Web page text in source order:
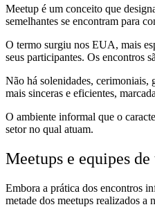
Meetup é um conceito que
semelhantes se encontram para
O termo surgiu nos EUA, mais
seus participantes. Os encontros
Não há solenidades, cerimoniais,
mais sinceras e eficientes,
O ambiente informal que o
setor no qual atuam.
Meetups e equipes
Embora a prática dos encontros
metade dos meetups realizados